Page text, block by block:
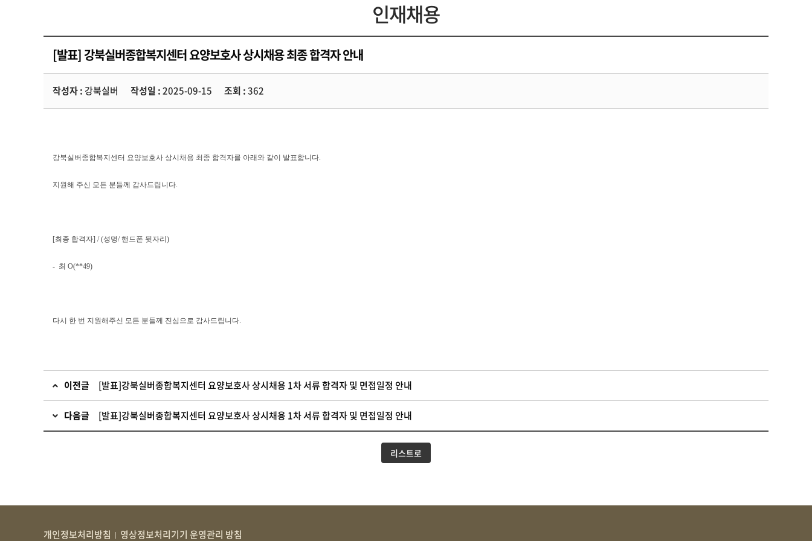
인재채용
[발표] 강북실버종합복지센터 요양보호사 상시채용 최종 합격자 안내
작성자 : 강북실버 작성일 :2025-09-15 조회 :362
강북실버종합복지센터 요양보호사 상시채용 최종 합격자를 아래와 같이 발표합니다.
지원해 주신 모든 분들께 감사드립니다.
[최종 합격자] / (성명/핸드폰 뒷자리 )
- 최 O(**49)
다시 한 번 지원해주신 모든 분들께 진심으로 감사드립니다.
이전글 [발표]강북실버종합복지센터 요양보호사 상시채용 1차 서류 합격자 및 면접일정 안내
다음글 [발표]강북실버종합복지센터 요양보호사 상시채용 1차 서류 합격자 및 면접일정 안내
리스트로
개인정보처리방침 영상정보처리기기 운영관리 방침